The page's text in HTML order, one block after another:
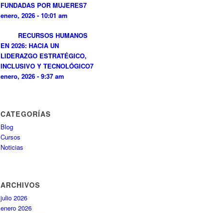
FUNDADAS POR MUJERES7
enero, 2026 - 10:01 am
RECURSOS HUMANOS
EN 2026: HACIA UN
LIDERAZGO ESTRATÉGICO,
INCLUSIVO Y TECNOLÓGICO7
enero, 2026 - 9:37 am
CATEGORÍAS
Blog
Cursos
Noticias
ARCHIVOS
julio 2026
enero 2026